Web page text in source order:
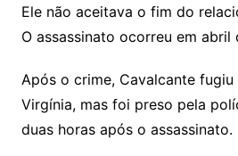
Ele não aceitava o fim do
O assassinato ocorreu em abril
Após o crime, Cavalcante
Virgínia, mas foi preso pela
duas horas após o assassinato.